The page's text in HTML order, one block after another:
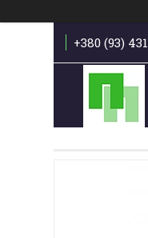
+380 (93)